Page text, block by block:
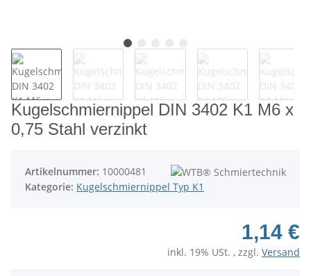
Kugelschmiernippel DIN 3402 K1 M6 x
0,75 Stahl verzinkt
Artikelnummer: 10000481
Kategorie: Kugelschmiernippel Typ K1
1,14 €
inkl. 19% USt. , zzgl. Versand